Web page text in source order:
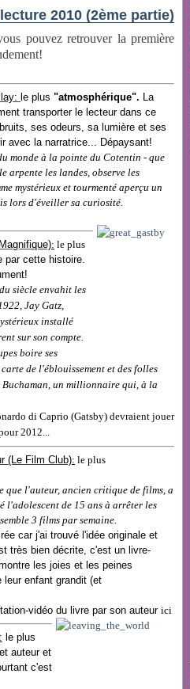
2010 (2ème partie)
pouvez retrouver la première
le plus "atmosphérique". La
transporter le lecteur dans ce
ses odeurs, sa lumière et ses
avec la narratrice... Dépaysant!
monde à la pointe du Cotentin - que
arpente les landes, observe les
mystérieux et tourmenté aperçu un
lors d'éveiller sa curiosité.
: le plus
par cette histoire.
siècle envahit les
Jay Gatz,
installé
sur son compte.
boire ses
de l'éblouissement et des folles
Buchaman, un millionnaire qui, à la
di Caprio (Gatsby) devraient jouer
2012...
(Le Film Club): le plus
que l'auteur, ancien critique de films, a
l'adolescent de 15 ans à arrêter les
3 films par semaine.
car j'ai trouvé l'idée originale et
très bien décrite, c'est un livre-
les joies et les peines
enfant grandit (et
vidéo du livre par son auteur ici
le plus
auteur et
c'est